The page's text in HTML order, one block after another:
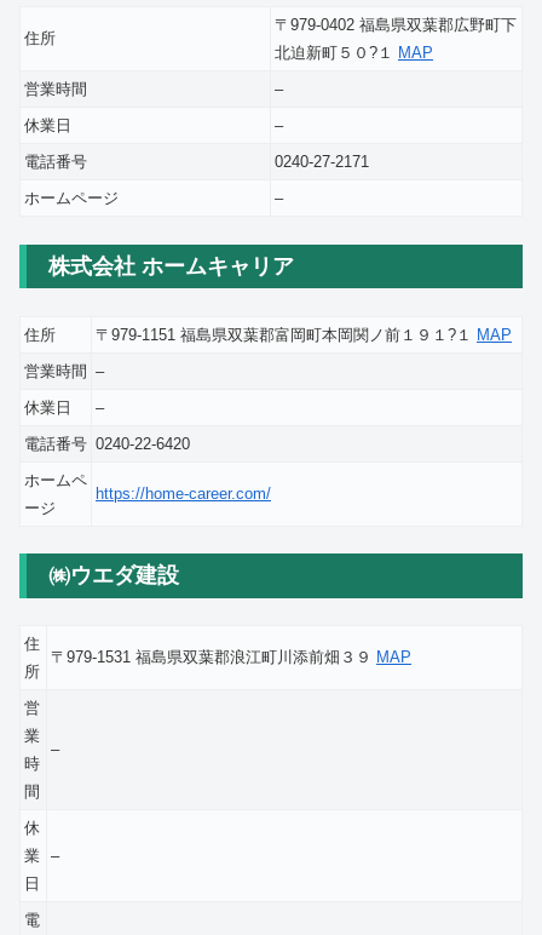
住所
〒979-0402 福島県双葉郡広野町下
北迫新町５０?１ MAP
営業時間
–
休業日
–
電話番号
0240-27-2171
ホームページ
–
株式会社 ホームキャリア
住所 〒979-1151 福島県双葉郡富岡町本岡関ノ前１９１?１
MAP
営業時間 –
休業日
–
電話番号 0240-22-6420
ホームペ
ージ
https://home-career.com/
㈱ウエダ建設
住
所
〒979-1531 福島県双葉郡浪江町川添前畑３９ MAP
営
業
時
間
–
休
業
日
–
電